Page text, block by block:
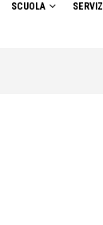
SCUOLA SERVIZI